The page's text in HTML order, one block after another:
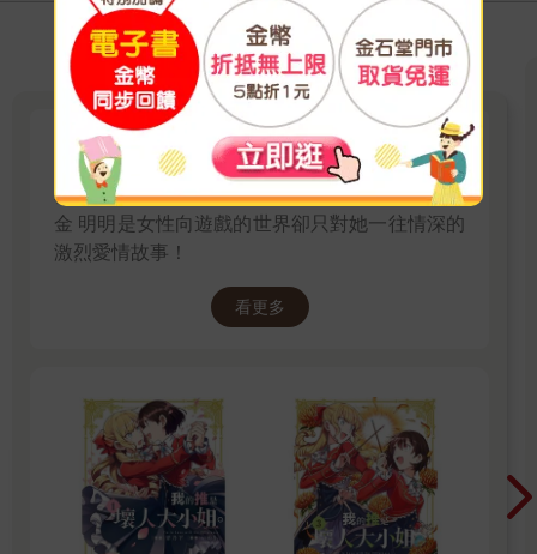
【百合】我的推是壞人大小姐。
轉生到遊戲世界的前社畜OL×遊戲世界的惡役千
金 明明是女性向遊戲的世界卻只對她一往情深的
激烈愛情故事！
看更多